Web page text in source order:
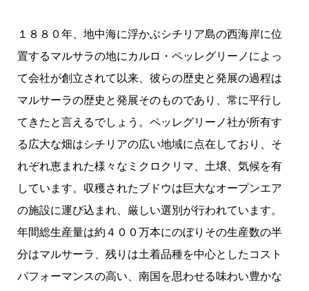
１８８０年、地中海に浮かぶシチリア島の西海岸に位
置するマルサラの地にカルロ・ペッレグリーノによっ
て会社が創立されて以来、彼らの歴史と発展の過程は
マルサーラの歴史と発展そのものであり、常に平行し
てきたと言えるでしょう。ペッレグリーノ社が所有す
る広大な畑はシチリアの広い地域に点在しており、そ
れぞれ恵まれた様々なミクロクリマ、土壌、気候を有
しています。収穫されたブドウは巨大なオープンエア
の施設に運び込まれ、厳しい選別が行われています。
年間総生産量は約４００万本にのぼりその生産数の半
分はマルサーラ、残りは土着品種を中心としたコスト
パフォーマンスの高い、南国を思わせる味わい豊かな